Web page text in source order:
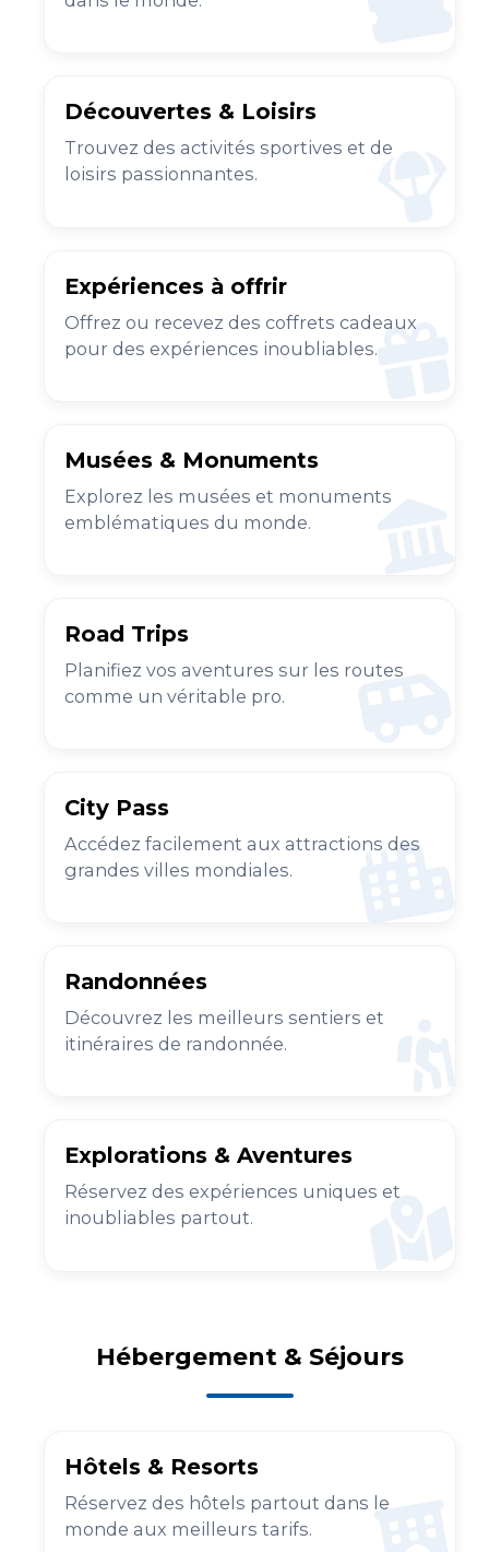
Découvertes & Loisirs
Trouvez des activités sportives et de
loisirs passionnantes.
Expériences à offrir
Offrez ou recevez des coffrets cadeaux
pour des expériences inoubliables.
Musées & Monuments
Explorez les musées et monuments
emblématiques du monde.
Road Trips
Planifiez vos aventures sur les routes
comme un véritable pro.
City Pass
Accédez facilement aux attractions des
grandes villes mondiales.
Randonnées
Découvrez les meilleurs sentiers et
itinéraires de randonnée.
Explorations & Aventures
Réservez des expériences uniques et
inoubliables partout.
Hébergement & Séjours
Hôtels & Resorts
Réservez des hôtels partout dans le
monde aux meilleurs tarifs.